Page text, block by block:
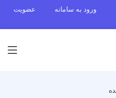
ورود به سامانه عضویت